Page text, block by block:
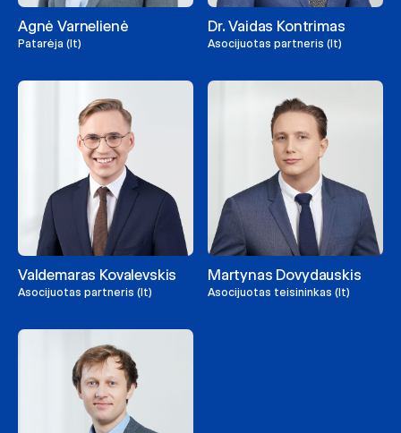
Agnė Varnelienė
Patarėja (lt)
Dr. Vaidas Kontrimas
Asocijuotas partneris (lt)
Valdemaras Kovalevskis
Asocijuotas partneris (lt)
Martynas Dovydauskis
Asocijuotas teisininkas (lt)